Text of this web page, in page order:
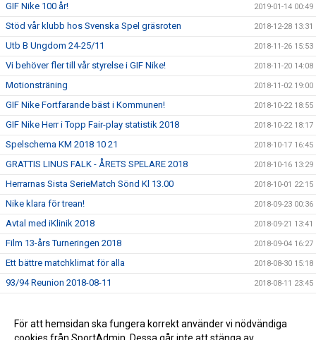
GIF Nike 100 år! 2019-01-14 00:49
Stöd vår klubb hos Svenska Spel gräsroten 2018-12-28 13:31
Utb B Ungdom 24-25/11 2018-11-26 15:53
Vi behöver fler till vår styrelse i GIF Nike! 2018-11-20 14:08
Motionsträning 2018-11-02 19:00
GIF Nike Fortfarande bäst i Kommunen! 2018-10-22 18:55
GIF Nike Herr i Topp Fair-play statistik 2018 2018-10-22 18:17
Spelschema KM 2018 10 21 2018-10-17 16:45
GRATTIS LINUS FALK - ÅRETS SPELARE 2018 2018-10-16 13:29
Herrarnas Sista SerieMatch Sönd Kl 13.00 2018-10-01 22:15
Nike klara för trean! 2018-09-23 00:36
Avtal med iKlinik 2018 2018-09-21 13:41
Film 13-års Turneringen 2018 2018-09-04 16:27
Ett bättre matchklimat för alla 2018-08-30 15:18
93/94 Reunion 2018-08-11 2018-08-11 23:45
Hemsidan gratulerar P16 till guldet i Eskilscupen 2018 2018-08-06 09:57
För att hemsidan ska fungera korrekt använder vi nödvändiga